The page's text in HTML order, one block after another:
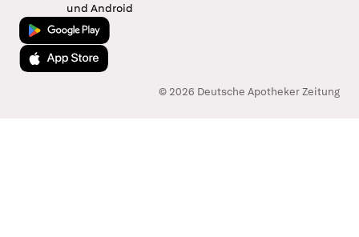
und Android
Jetzt bei Google Play
Laden im App Store
© 2026 Deutsche Apotheker Zeitung